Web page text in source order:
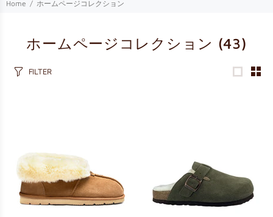
Home ホームページコレクション
ホームページコレクション (43)
FILTER